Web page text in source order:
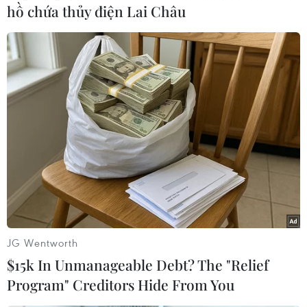
chiếu và 8 trường hợp có hành trình hợp pháp.
Đối với 57 trường hợp xuất cảnh trái phép, Đồn
Biên phòng Cửa khẩu Quốc tế Mộc Bài đã lập hồ
sơ và ra quyết định xử phạt vi phạm hành chính
55 trường hợp trước đó, với tổng số tiền phạt
206 triệu đồng.
Cụ thể, 54 người bị xử phạt hành vi “Qua lại
biên giới quốc gia mà không làm thủ tục xuất
cảnh theo quy định của pháp luật;" 1 người bị
xử phạt hành vi “Cư dân biên giới qua lại biên
do quá thời hiệu; 1 đối tượng đang được xác
minh, điều tra do có dấu hiệu tội phạm về lĩnh
hồ chứa thủy điện Lai Châu
JG Wentworth
$15k In Unmanageable Debt? The "Relief
Program" Creditors Hide From You